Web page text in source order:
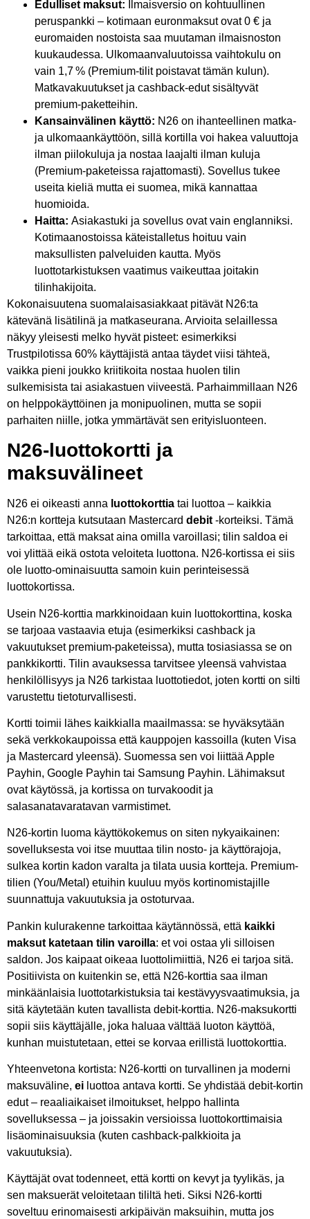
Edulliset maksut: Ilmaisversio on kohtuullinen
peruspankki – kotimaan euronmaksut ovat 0 € ja
euromaiden nostoista saa muutaman ilmaisnoston
kuukaudessa. Ulkomaanvaluutoissa vaihtokulu on
vain 1,7 % (Premium-tilit poistavat tämän kulun).
Matkavakuutukset ja cashback-edut sisältyvät
premium-paketteihin.
Kansainvälinen käyttö: N26 on ihanteellinen matka-
ja ulkomaankäyttöön, sillä kortilla voi hakea valuuttoja
ilman piilokuluja ja nostaa laajalti ilman kuluja
(Premium-paketeissa rajattomasti). Sovellus tukee
useita kieliä mutta ei suomea, mikä kannattaa
huomioida.
Haitta: Asiakastuki ja sovellus ovat vain englanniksi.
Kotimaanostoissa käteistalletus hoituu vain
maksullisten palveluiden kautta. Myös
luottotarkistuksen vaatimus vaikeuttaa joitakin
tilinhakijoita.
Kokonaisuutena suomalaisasiakkaat pitävät N26:ta
kätevänä lisätilinä ja matkaseurana. Arvioita selaillessa
näkyy yleisesti melko hyvät pisteet: esimerkiksi
Trustpilotissa 60% käyttäjistä antaa täydet viisi tähteä,
vaikka pieni joukko kriitikoita nostaa huolen tilin
sulkemisista tai asiakastuen viiveestä. Parhaimmillaan N26
on helppokäyttöinen ja monipuolinen, mutta se sopii
parhaiten niille, jotka ymmärtävät sen erityisluonteen.
N26-luottokortti ja
maksuvälineet
N26 ei oikeasti anna luottokorttia tai luottoa – kaikkia
N26:n kortteja kutsutaan Mastercard debit -korteiksi. Tämä
tarkoittaa, että maksat aina omilla varoillasi; tilin saldoa ei
voi ylittää eikä ostota veloiteta luottona. N26-kortissa ei siis
ole luotto-ominaisuutta samoin kuin perinteisessä
luottokortissa.
Usein N26-korttia markkinoidaan kuin luottokorttina, koska
se tarjoaa vastaavia etuja (esimerkiksi cashback ja
vakuutukset premium-paketeissa), mutta tosiasiassa se on
pankkikortti. Tilin avauksessa tarvitsee yleensä vahvistaa
henkilöllisyys ja N26 tarkistaa luottotiedot, joten kortti on silti
varustettu tietoturvallisesti.
Kortti toimii lähes kaikkialla maailmassa: se hyväksytään
sekä verkkokaupoissa että kauppojen kassoilla (kuten Visa
ja Mastercard yleensä). Suomessa sen voi liittää Apple
Payhin, Google Payhin tai Samsung Payhin. Lähimaksut
ovat käytössä, ja kortissa on turvakoodit ja
salasanatavaratavan varmistimet.
N26-kortin luoma käyttökokemus on siten nykyaikainen:
sovelluksesta voi itse muuttaa tilin nosto- ja käyttörajoja,
sulkea kortin kadon varalta ja tilata uusia kortteja. Premium-
tilien (You/Metal) etuihin kuuluu myös kortinomistajille
suunnattuja vakuutuksia ja ostoturvaa.
Pankin kulurakenne tarkoittaa käytännössä, että kaikki
maksut katetaan tilin varoilla: et voi ostaa yli silloisen
saldon. Jos kaipaat oikeaa luottolimiittiä, N26 ei tarjoa sitä.
Positiivista on kuitenkin se, että N26-korttia saa ilman
minkäänlaisia luottotarkistuksia tai kestävyysvaatimuksia, ja
sitä käytetään kuten tavallista debit-korttia. N26-maksukortti
sopii siis käyttäjälle, joka haluaa välttää luoton käyttöä,
kunhan muistutetaan, ettei se korvaa erillistä luottokorttia.
Yhteenvetona kortista: N26-kortti on turvallinen ja moderni
maksuväline, ei luottoa antava kortti. Se yhdistää debit-kortin
edut – reaaliaikaiset ilmoitukset, helppo hallinta
sovelluksessa – ja joissakin versioissa luottokorttimaisia
lisäominaisuuksia (kuten cashback-palkkioita ja
vakuutuksia).
Käyttäjät ovat todenneet, että kortti on kevyt ja tyylikäs, ja
sen maksuerät veloitetaan tililtä heti. Siksi N26-kortti
soveltuu erinomaisesti arkipäivän maksuihin, mutta jos